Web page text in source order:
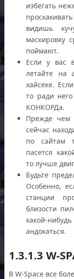
избегать
видишь
маскировку
поймают.
Если у вас
летайте на
хайсеке.
то ради
КОНКОРДа.
Прежде чем
сейчас
по сайтам
пасется
то лучше
Будьте
Особенно,
станции
близости
какой-
андокаться.
1.3.1.3 W-
В W-Space все